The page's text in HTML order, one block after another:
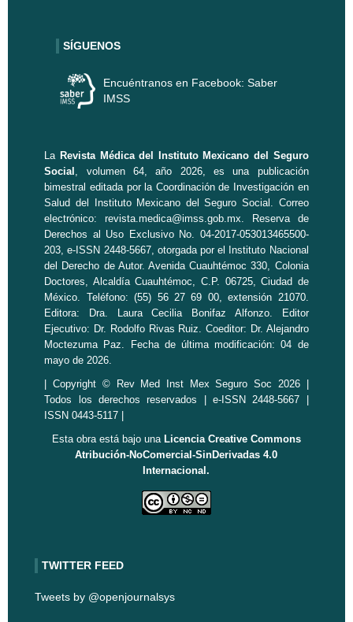
SÍGUENOS
Encuéntranos en Facebook: Saber
IMSS
La Revista Médica del Instituto Mexicano del Seguro
Social
, volumen 64, año 2026, es una publicación
bimestral editada por la Coordinación de Investigación en
Salud del Instituto Mexicano del Seguro Social. Correo
electrónico:revista.medica@imss.gob.mx . Reserva de
Derechos al Uso Exclusivo No. 04-2017-053013465500-
203, e-ISSN 2448-5667, otorgada por el Instituto Nacional
del Derecho de Autor. Avenida Cuauhtémoc 330, Colonia
Doctores, Alcaldía Cuauhtémoc, C.P. 06725, Ciudad de
México. Teléfono: (55) 56 27 69 00, extensión 21070.
Editora: Dra. Laura Cecilia Bonifaz Alfonzo. Editor
Ejecutivo: Dr. Rodolfo Rivas Ruiz. Coeditor: Dr. Alejandro
Moctezuma Paz. Fecha de última modificación: 04 de
mayo de 2026.
| Copyright © Rev Med Inst Mex Seguro Soc 2026 |
Todos los derechos reservados | e-ISSN 2448-5667 |
ISSN 0443-5117 |
Esta obra está bajo una Licencia Creative Commons
Atribución-NoComercial-SinDerivadas 4.0
Internacional.
TWITTER FEED
Tweets by @openjournalsys